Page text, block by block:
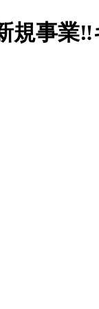
規事業